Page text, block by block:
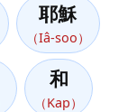
耶穌
（Iâ-soo）
和
（Kap）